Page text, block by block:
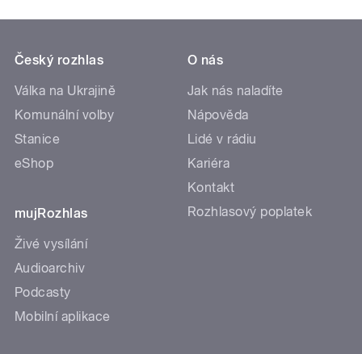
Český rozhlas
Válka na Ukrajině
Komunální volby
Stanice
eShop
mujRozhlas
Živé vysílání
Audioarchiv
Podcasty
Mobilní aplikace
O nás
Jak nás naladíte
Nápověda
Lidé v rádiu
Kariéra
Kontakt
Rozhlasový poplatek